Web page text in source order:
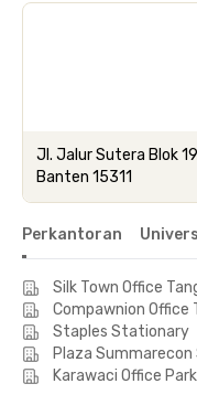
Jl. Jalur Sutera Blok
Banten 15311
Perkantoran
Silk Town Office
Compawnion Office
Staples Stationary
Plaza Summarecon
Karawaci Office Park